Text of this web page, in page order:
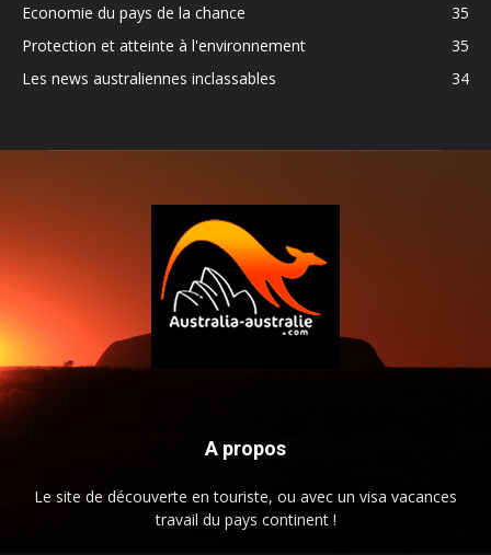
Economie du pays de la chance
35
Protection et atteinte à l'environnement
35
Les news australiennes inclassables
34
A propos
Le site de découverte en touriste, ou avec un visa vacances
travail du pays continent !